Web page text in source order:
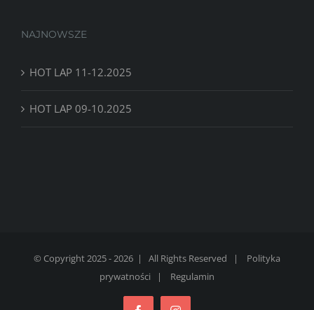
NAJNOWSZE
HOT LAP 11-12.2025
HOT LAP 09-10.2025
© Copyright 2025 - 2026 | All Rights Reserved | Polityka
prywatności | Regulamin